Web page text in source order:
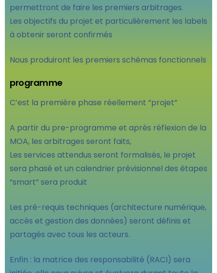
permettront de faire les premiers arbitrages.
Les objectifs du projet et particulièrement les labels
à obtenir seront confirmés
Nous produiront les premiers schémas fonctionnels
programme
C’est la première phase réellement “projet”
A partir du pre-programme et après réflexion de la
MOA, les arbitrages seront faits,
Les services attendus seront formalisés, le projet
sera phasé et un calendrier prévisionnel des étapes
“smart” sera produit
Les pré-requis techniques (architecture numérique,
accès et gestion des données) seront définis et
partagés avec tous les acteurs.
Enfin : la matrice des responsabilité (RACI) sera